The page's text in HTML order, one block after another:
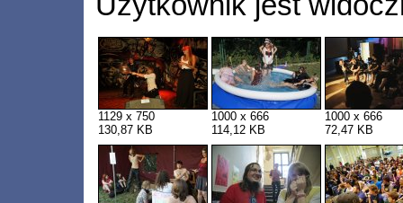
1129 x 750
130,87 KB
1000 x 666
114,12 KB
1000 x 666
72,47 KB